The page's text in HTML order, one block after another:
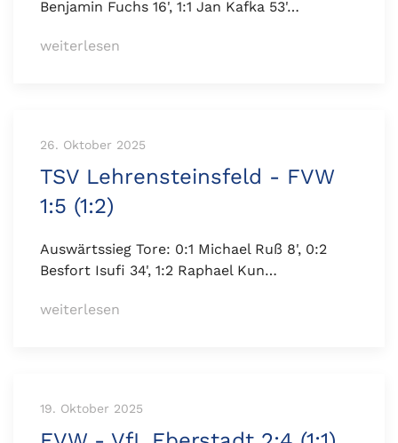
Benjamin Fuchs 16', 1:1 Jan Kafka 53'…
weiterlesen
26. Oktober 2025
TSV Lehrensteinsfeld - FVW
1:5 (1:2)
Auswärtssieg Tore: 0:1 Michael Ruß 8', 0:2
Besfort Isufi 34', 1:2 Raphael Kun…
weiterlesen
19. Oktober 2025